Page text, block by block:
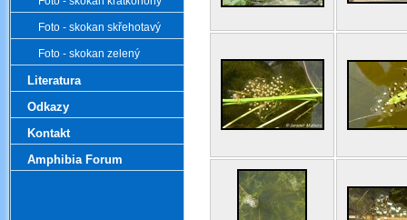
Foto - skokan skřehotavý
Foto - skokan zelený
Literatura
Odkazy
Kontakt
Amphibia Forum